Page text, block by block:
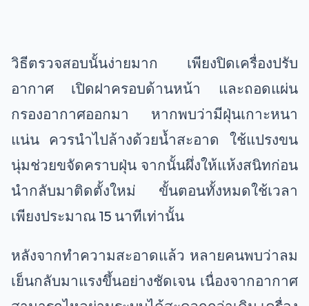
วิธีตรวจสอบนั้นง่ายมาก เพียงปิดเครื่องปรับ
อากาศ เปิดฝาครอบด้านหน้า และถอดแผ่น
กรองอากาศออกมา หากพบว่ามีฝุ่นเกาะหนา
แน่น ควรนำไปล้างด้วยน้ำสะอาด ใช้แปรงขน
นุ่มช่วยขจัดคราบฝุ่น จากนั้นผึ่งให้แห้งสนิทก่อน
นำกลับมาติดตั้งใหม่ ขั้นตอนทั้งหมดใช้เวลา
เพียงประมาณ 15 นาทีเท่านั้น
หลังจากทำความสะอาดแล้ว หลายคนพบว่าลม
เย็นกลับมาแรงขึ้นอย่างชัดเจน เนื่องจากอากาศ